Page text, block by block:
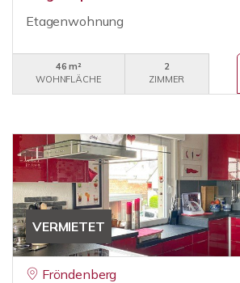
Etagenwohnung
46 m²
WOHNFLÄCHE
2
ZIMMER
VERMIETET
Fröndenberg